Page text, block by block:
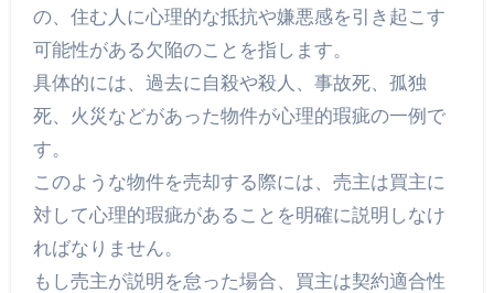
の、住む人に心理的な抵抗や嫌悪感を引き起こす
可能性がある欠陥のことを指します。
具体的には、過去に自殺や殺人、事故死、孤独
死、火災などがあった物件が心理的瑕疵の一例で
す。
このような物件を売却する際には、売主は買主に
対して心理的瑕疵があることを明確に説明しなけ
ればなりません。
もし売主が説明を怠った場合、買主は契約適合性